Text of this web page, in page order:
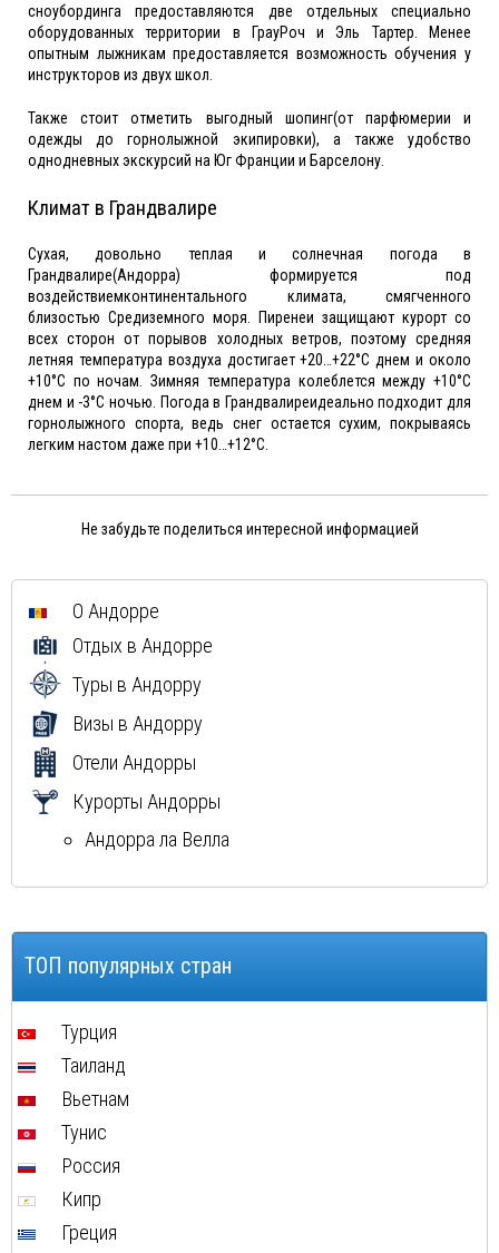
сноубординга предоставляются две отдельных специально
оборудованных территории в ГрауРоч и Эль Тартер. Менее
опытным лыжникам предоставляется возможность обучения у
инструкторов из двух школ.
Также стоит отметить выгодный шопинг(от парфюмерии и
одежды до горнолыжной экипировки), а также удобство
однодневных экскурсий на Юг Франции и Барселону.
Климат в Грандвалире
Сухая, довольно теплая и солнечная погода в
Грандвалире(Андорра) формируется под
воздействиемконтинентального климата, смягченного
близостью Средиземного моря. Пиренеи защищают курорт со
всех сторон от порывов холодных ветров, поэтому средняя
летняя температура воздуха достигает +20…+22°C днем и около
+10°C по ночам. Зимняя температура колеблется между +10°C
днем и -3°C ночью. Погода в Грандвалиреидеально подходит для
горнолыжного спорта, ведь снег остается сухим, покрываясь
легким настом даже при +10…+12°C.
Не забудьте поделиться интересной информацией
О Андорре
Отдых в Андорре
Туры в Андорру
Визы в Андорру
Отели Андорры
Курорты Андорры
Андорра ла Велла
ТОП популярных стран
Турция
Таиланд
Вьетнам
Тунис
Россия
Кипр
Греция